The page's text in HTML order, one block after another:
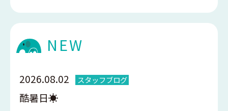
NEW
2026.08.02 スタッフブログ
酷暑日☀️